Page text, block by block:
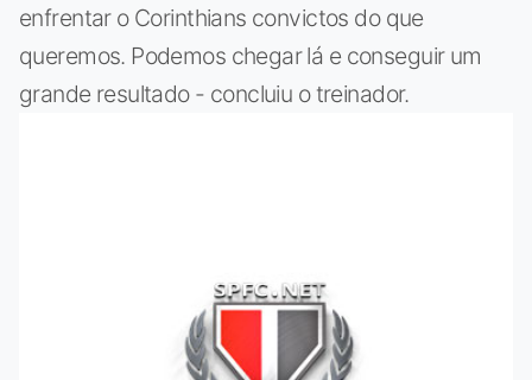
enfrentar o Corinthians convictos do que
queremos. Podemos chegar lá e conseguir um
grande resultado - concluiu o treinador.